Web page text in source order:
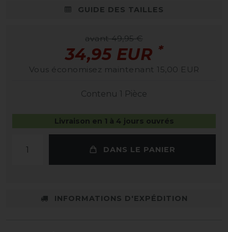
GUIDE DES TAILLES
avant 49,95 €
34,95 EUR *
Vous économisez maintenant 15,00 EUR
Contenu 1 Pièce
Livraison en 1 à 4 jours ouvrés
DANS LE PANIER
INFORMATIONS D'EXPÉDITION